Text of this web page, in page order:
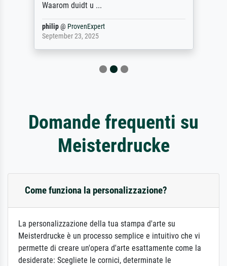
Waarom duidt u ...
philip@ ProvenExpert
September 23, 2025
Domande frequenti su
Meisterdrucke
Come funziona la personalizzazione?
La personalizzazione della tua stampa d'arte su
Meisterdrucke è un processo semplice e intuitivo che vi
permette di creare un'opera d'arte esattamente come la
desiderate: Scegliete le cornici, determinate le